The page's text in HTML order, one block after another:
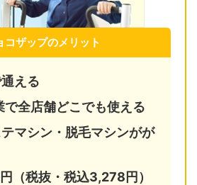
コザップのメリット
える
全店舗どこでも使える
マシン・脱毛マシンがが
（税抜・税込3,278円）